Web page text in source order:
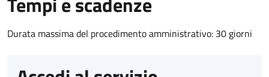
Durata massima del procedimento amministrativo: 30 giorni